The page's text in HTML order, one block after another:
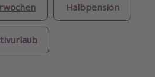
Halbpension